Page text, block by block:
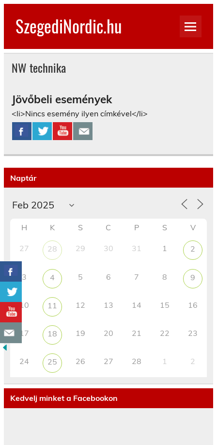
Skip
contentSzegediNordic.hu
NW technika
Jövőbeli események
<li>Nincs esemény ilyen címkével</li>
Naptár
H K S C P S V
27 28 29 30 31 1 2
3 4 5 6 7 8 9
10 11 12 13 14 15 16
17 18 19 20 21 22 23
24 25 26 27 28 1 2
Kedvelj minket a Facebookon